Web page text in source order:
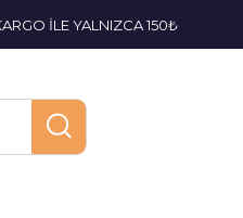
İLE YALNIZCA 150₺